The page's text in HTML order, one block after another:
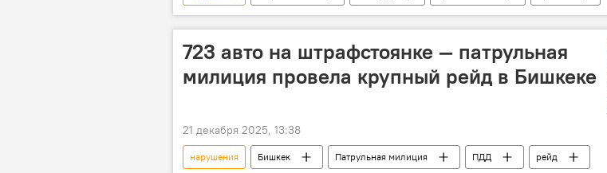
проект "Безопасная страна"
водители
723 авто на штрафстоянке — патрульная
милиция провела крупный рейд в Бишкеке
21 декабря 2025, 13:38
нарушения Бишкек Патрульная милиция ПДД рейд